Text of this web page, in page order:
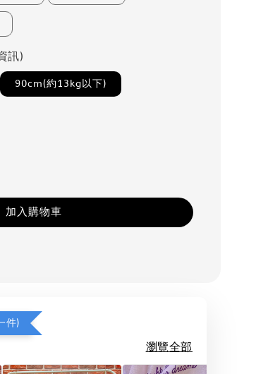
訊)
90cm(約13kg以下)
加入購物車
件)
瀏覽全部